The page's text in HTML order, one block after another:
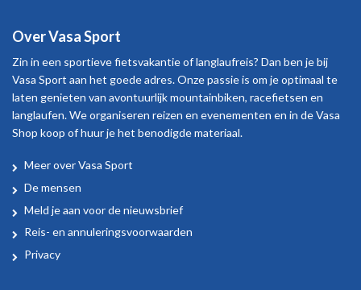
Over Vasa Sport
Zin in een sportieve fietsvakantie of langlaufreis? Dan ben je bij
Vasa Sport aan het goede adres. Onze passie is om je optimaal te
laten genieten van avontuurlijk mountainbiken, racefietsen en
langlaufen. We organiseren reizen en evenementen en in de Vasa
Shop koop of huur je het benodigde materiaal.
Over
Vasa
Sport
Meer over Vasa Sport
De mensen
Meld je aan voor de nieuwsbrief
Reis- en annuleringsvoorwaarden
Privacy